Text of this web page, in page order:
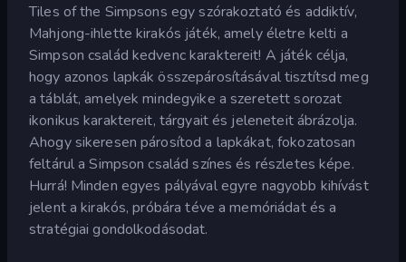
Tiles of the Simpsons egy szórakoztató és addiktív,
Mahjong-ihlette kirakós játék, amely életre kelti a
Simpson család kedvenc karaktereit! A játék célja,
hogy azonos lapkák összepárosításával tisztítsd meg
a táblát, amelyek mindegyike a szeretett sorozat
ikonikus karaktereit, tárgyait és jeleneteit ábrázolja.
Ahogy sikeresen párosítod a lapkákat, fokozatosan
feltárul a Simpson család színes és részletes képe.
Hurrá! Minden egyes pályával egyre nagyobb kihívást
jelent a kirakós, próbára téve a memóriádat és a
stratégiai gondolkodásodat.